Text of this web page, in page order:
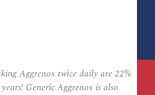
Aggrenox twice daily are 22%
Generic Aggrenox is also